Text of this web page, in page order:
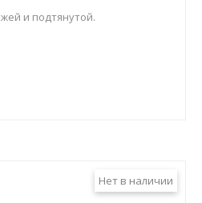
и подтянутой.
Нет в наличии